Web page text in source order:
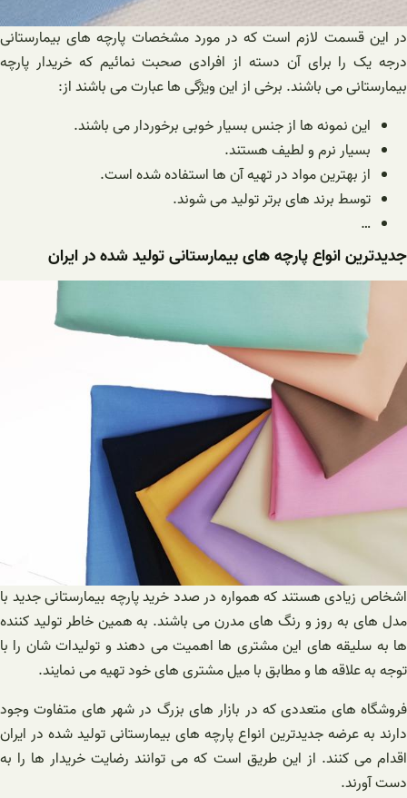
در این قسمت لازم است که در مورد مشخصات پارچه های بیمارستانی
درجه یک را برای آن دسته از افرادی صحبت نمائیم که خریدار پارچه
بیمارستانی می باشند. برخی از این ویژگی ها عبارت می باشند از:
این نمونه ها از جنس بسیار خوبی برخوردار می باشند.
بسیار نرم و لطیف هستند.
از بهترین مواد در تهیه آن ها استفاده شده است.
توسط برند های برتر تولید می شوند.
…
جدیدترین انواع پارچه های بیمارستانی تولید شده در ایران
اشخاص زیادی هستند که همواره در صدد خرید پارچه بیمارستانی جدید با
مدل های به روز و رنگ های مدرن می باشند. به همین خاطر تولید کننده
ها به سلیقه های این مشتری ها اهمیت می دهند و تولیدات شان را با
توجه به علاقه ها و مطابق با میل مشتری های خود تهیه می نمایند.
فروشگاه های متعددی که در بازار های بزرگ در شهر های متفاوت وجود
دارند به عرضه جدیدترین انواع پارچه های بیمارستانی تولید شده در ایران
اقدام می کنند. از این طریق است که می توانند رضایت خریدار ها را به
دست آورند.